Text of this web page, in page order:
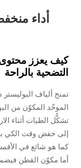
أداء
كيف يعزز محتوى
التضحية بالراحة
تمنح ألياف
الموحّد المكوّن من
تشكُّل الطيات أثناء
إلى خفض وقت الكي
أما مكوّن القطن